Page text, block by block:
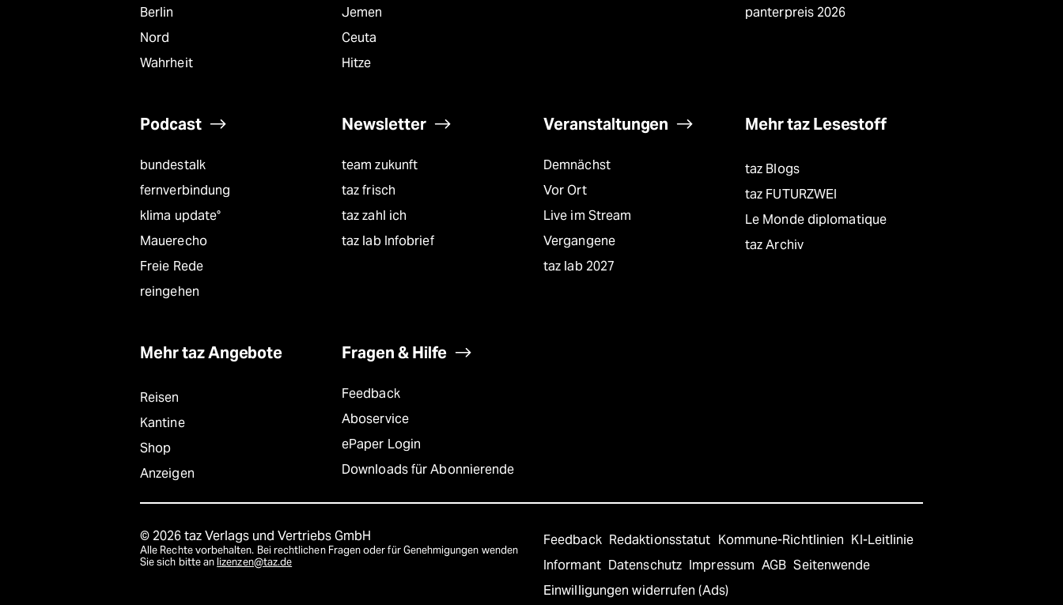
Berlin
Nord
Wahrheit
Jemen
Ceuta
Hitze
panterpreis 2026
Podcast
bundestalk
fernverbindung
klima update°
Mauerecho
Freie Rede
reingehen
Newsletter
team zukunft
taz frisch
taz zahl ich
taz lab Infobrief
Veranstaltungen
Demnächst
Vor Ort
Live im Stream
Vergangene
taz lab 2027
Mehr taz Lesestoff
taz Blogs
taz FUTURZWEI
Le Monde diplomatique
taz Archiv
Mehr taz Angebote
Reisen
Kantine
Shop
Anzeigen
Fragen & Hilfe
Feedback
Aboservice
ePaper Login
Downloads für Abonnierende
© 2026 taz Verlags und Vertriebs GmbH
Alle Rechte vorbehalten. Bei rechtlichen Fragen oder für Genehmigungen wenden
Sie sich bitte an lizenzen@taz.de
Feedback Redaktionsstatut Kommune-Richtlinien KI-Leitlinie
Informant Datenschutz Impressum AGB Seitenwende
Einwilligungen widerrufen (Ads)